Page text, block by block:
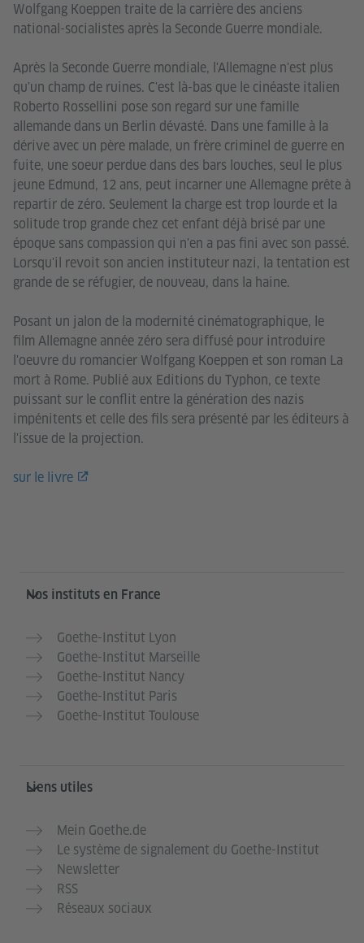
Wolfgang Koeppen traite de la carrière des anciens
national-socialistes après la Seconde Guerre mondiale.
Après la Seconde Guerre mondiale, l'Allemagne n'est plus
qu'un champ de ruines. C'est là-bas que le cinéaste italien
Roberto Rossellini pose son regard sur une famille
allemande dans un Berlin dévasté. Dans une famille à la
dérive avec un père malade, un frère criminel de guerre en
fuite, une soeur perdue dans des bars louches, seul le plus
jeune Edmund, 12 ans, peut incarner une Allemagne prête à
repartir de zéro. Seulement la charge est trop lourde et la
solitude trop grande chez cet enfant déjà brisé par une
époque sans compassion qui n'en a pas fini avec son passé.
Lorsqu'il revoit son ancien instituteur nazi, la tentation est
grande de se réfugier, de nouveau, dans la haine.
Posant un jalon de la modernité cinématographique, le
film Allemagne année zéro sera diffusé pour introduire
l'oeuvre du romancier Wolfgang Koeppen et son roman La
mort à Rome. Publié aux Editions du Typhon, ce texte
puissant sur le conflit entre la génération des nazis
impénitents et celle des fils sera présenté par les éditeurs à
l'issue de la projection.
sur le livre
Service- und Informationsbereich
Nos instituts en France
Goethe-Institut Lyon
Goethe-Institut Marseille
Goethe-Institut Nancy
Goethe-Institut Paris
Goethe-Institut Toulouse
Liens utiles
Mein Goethe.de
Le système de signalement du Goethe-Institut
Newsletter
RSS
Réseaux sociaux